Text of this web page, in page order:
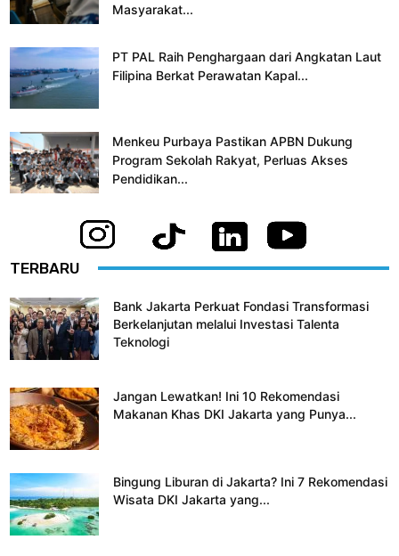
Masyarakat...
PT PAL Raih Penghargaan dari Angkatan Laut
Filipina Berkat Perawatan Kapal...
Menkeu Purbaya Pastikan APBN Dukung
Program Sekolah Rakyat, Perluas Akses
Pendidikan...
TERBARU
Bank Jakarta Perkuat Fondasi Transformasi
Berkelanjutan melalui Investasi Talenta
Teknologi
Jangan Lewatkan! Ini 10 Rekomendasi
Makanan Khas DKI Jakarta yang Punya...
Bingung Liburan di Jakarta? Ini 7 Rekomendasi
Wisata DKI Jakarta yang...